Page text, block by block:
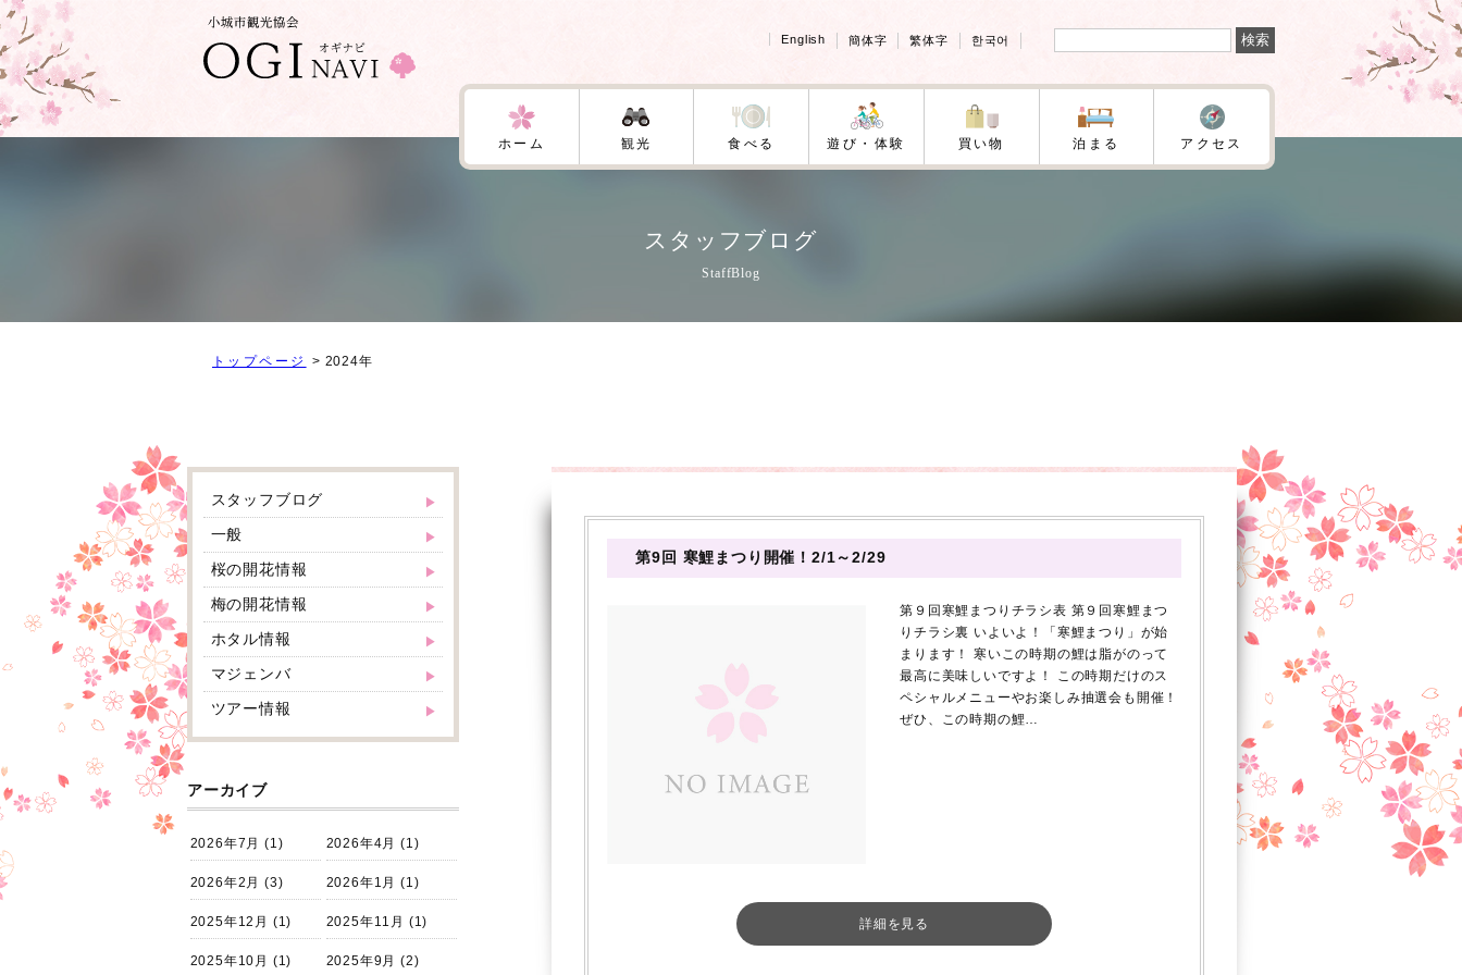
English 簡体字 繁体字 한국어
検
索:
ホーム 観光 食べる 遊び・体験 買い物 泊まる アクセス
スタッフブログ
StaffBlog
トップページ 2024年
第9回 寒鯉まつり開催！2/1～2/29
第９回寒鯉まつりチラシ表 第９回寒鯉まつ
りチラシ裏 いよいよ！「寒鯉まつり」が始
まります！ 寒いこの時期の鯉は脂がのって
最高に美味しいですよ！ この時期だけのス
ペシャルメニューやお楽しみ抽選会も開催！
ぜひ、この時期の鯉…
詳細を見る
スタッフブログ
一般
桜の開花情報
梅の開花情報
ホタル情報
マジェンバ
ツアー情報
アーカイブ
2026年7月 (1) 2026年4月 (1)
2026年2月 (3) 2026年1月 (1)
2025年12月 (1) 2025年11月 (1)
2025年10月 (1) 2025年9月 (2)